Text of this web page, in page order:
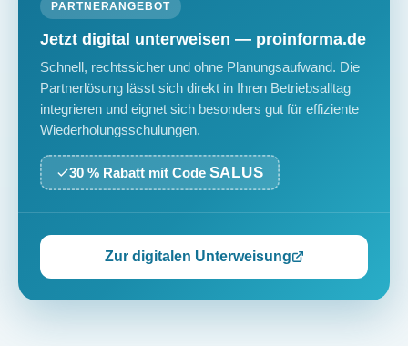
PARTNERANGEBOT
Jetzt digital unterweisen — proinforma.de
Schnell, rechtssicher und ohne Planungsaufwand. Die
Partnerlösung lässt sich direkt in Ihren Betriebsalltag
integrieren und eignet sich besonders gut für effiziente
Wiederholungsschulungen.
30 % Rabatt mit Code SALUS
Zur digitalen Unterweisung